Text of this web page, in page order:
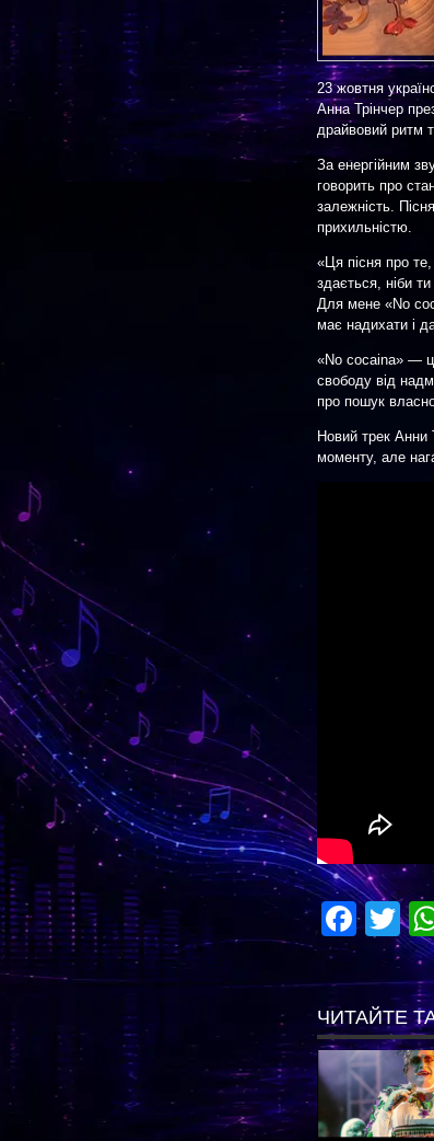
23 жовтня
Анна Трінчер
драйвовий ритм
За енергійним
говорить про
залежність.
прихильністю.
«Ця пісня про те,
здається, ніби
Для мене «No
має надихати і
«No cocaina» —
свободу від
про пошук
Новий трек Анни
моменту, але
ЧИТАЙТЕ